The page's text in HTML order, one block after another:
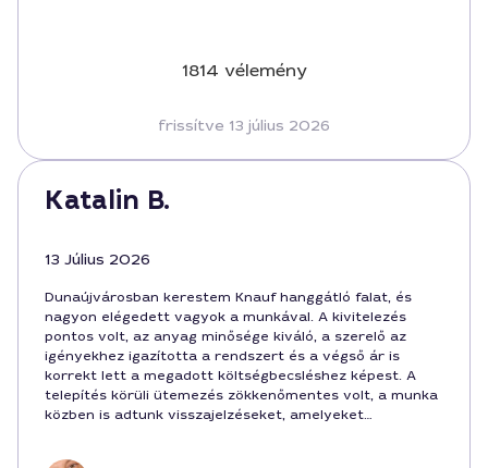
1814 vélemény
frissítve 13 július 2026
Katalin B.
13 Július 2026
Dunaújvárosban kerestem Knauf hanggátló falat, és
nagyon elégedett vagyok a munkával. A kivitelezés
pontos volt, az anyag minősége kiváló, a szerelő az
igényekhez igazította a rendszert és a végső ár is
korrekt lett a megadott költségbecsléshez képest. A
telepítés körüli ütemezés zökkenőmentes volt, a munka
közben is adtunk visszajelzéseket, amelyeket